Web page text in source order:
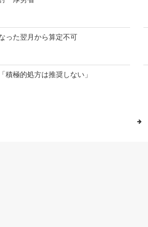
った翌月から算定不可
積極的処方は推奨しない」